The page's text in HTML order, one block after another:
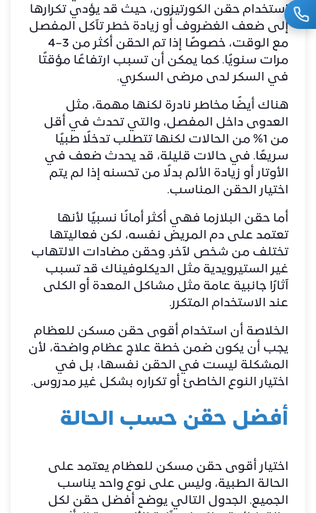
استخدام حقن الكورتيزون، حيث قد يؤدي تكرارها
إلى ضعف الغضروف أو زيادة خطر تآكل المفصل
مع الوقت، خصوصًا إذا تم الحقن أكثر من 3–4
مرات سنويًا. كما يمكن أن تسبب ارتفاعًا مؤقتًا
في السكر لدى مرضى السكري.
هناك أيضًا مخاطر نادرة لكنها مهمة، مثل
العدوى داخل المفصل، والتي تحدث في أقل
من 1% من الحالات لكنها تتطلب تدخلًا طبيًا
سريعًا. في حالات قليلة، قد يحدث ضعف في
الأوتار أو زيادة الألم بدلًا من تحسنه إذا لم يتم
اختيار الحقن المناسب.
أما حقن البلازما فهي أكثر أمانًا نسبيًا لأنها
تعتمد على دم المريض نفسه، لكن فعاليتها
تختلف من شخص لآخر. وحقن مضادات الالتهاب
غير الستيرويدية مثل الديكلوفيناك قد تسبب
آثارًا جانبية عامة مثل مشاكل المعدة أو الكلى
عند الاستخدام المتكرر.
الخلاصة أن استخدام أقوى حقن مسكن للعظام
يجب أن يكون ضمن خطة علاج عظام واضحة، لأن
المشكلة ليست في الحقن نفسها، بل في
اختيار النوع الخاطئ أو تكراره بشكل غير مدروس.
أفضل حقن حسب الحالة
اختيار أقوى حقن مسكن للعظام يعتمد على
الحالة الطبية، وليس على نوع واحد يناسب
الجميع. الجدول التالي يوضح أفضل حقن لكل